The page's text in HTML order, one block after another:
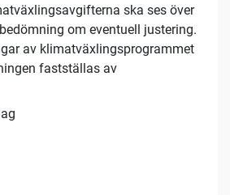
ska ses över
om eventuell justering.
av klimatväxlingsprogrammet
fastställas av